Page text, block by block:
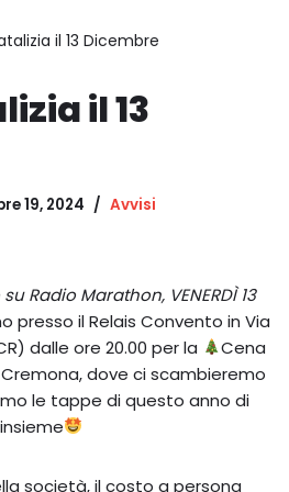
il 13 Dicembre
il 13
19, 2024 Avvisi
Radio Marathon, VENERDÌ 13
presso il Relais Convento in Via
dalle ore 20.00 per la
Cena
dove ci scambieremo
le tappe di questo anno di
società, il costo a persona